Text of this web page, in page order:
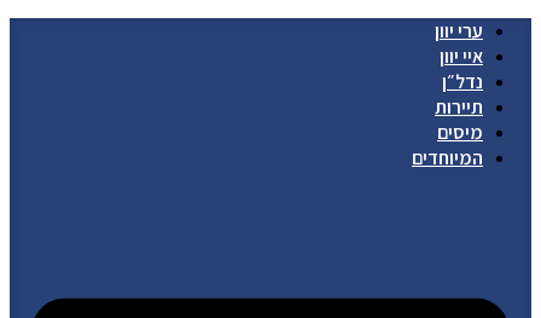
ערי יוון
איי יוון
נדל״ן
תיירות
מיסים
המיוחדים